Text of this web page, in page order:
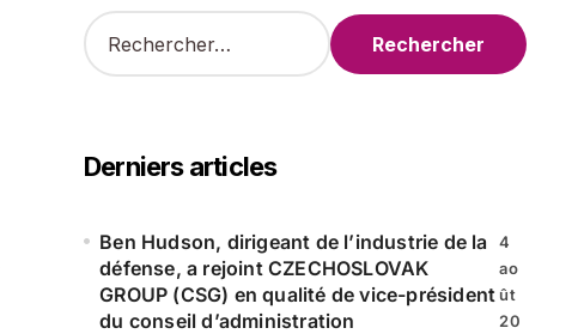
R
e
r
c
e
Derniers articles
Ben Hudson, dirigeant de l’industrie de la
défense, a rejoint CZECHOSLOVAK
GROUP (CSG) en qualité de vice-président
du conseil d’administration
4
ao
ût
20